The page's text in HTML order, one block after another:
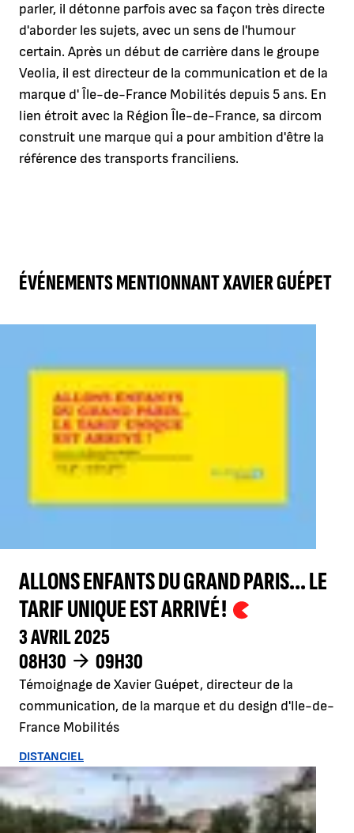
parler, il détonne parfois avec sa façon très directe
d'aborder les sujets, avec un sens de l'humour
certain. Après un début de carrière dans le groupe
Veolia, il est directeur de la communication et de la
marque d' Île-de-France Mobilités depuis 5 ans. En
lien étroit avec la Région Île-de-France, sa dircom
construit une marque qui a pour ambition d'être la
référence des transports franciliens.
ÉVÉNEMENTS MENTIONNANT XAVIER GUÉPET
ALLONS ENFANTS DU GRAND PARIS... LE
TARIF UNIQUE EST ARRIVÉ !
3 AVRIL 2025
08H30
09H30
Témoignage de Xavier Guépet, directeur de la
communication, de la marque et du design d'Ile-de-
France Mobilités
DISTANCIEL